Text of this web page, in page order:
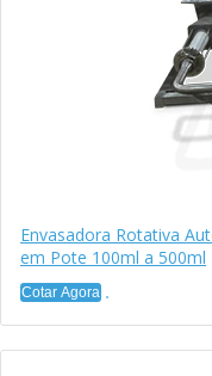
Envasadora Rotativa
em Pote 100ml a 500ml
Cotar Agora